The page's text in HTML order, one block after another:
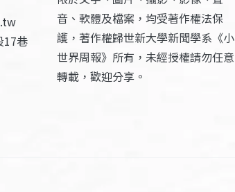
17巷
音、軟體及檔案，均受著作權法保
護，著作權歸世新大學新聞學系《小
世界周報》所有，未經授權請勿任意
轉載，歡迎分享。